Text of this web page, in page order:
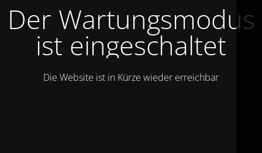
Der Wartungsmodus
ist eingeschaltet
Die Website ist in Kürze wieder erreichbar